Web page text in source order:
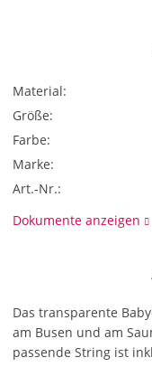
Material:
Größe:
Farbe:
Marke:
Art.-Nr.:
Dokumente anzeigen
Das transparente
am Busen und am
passende String ist